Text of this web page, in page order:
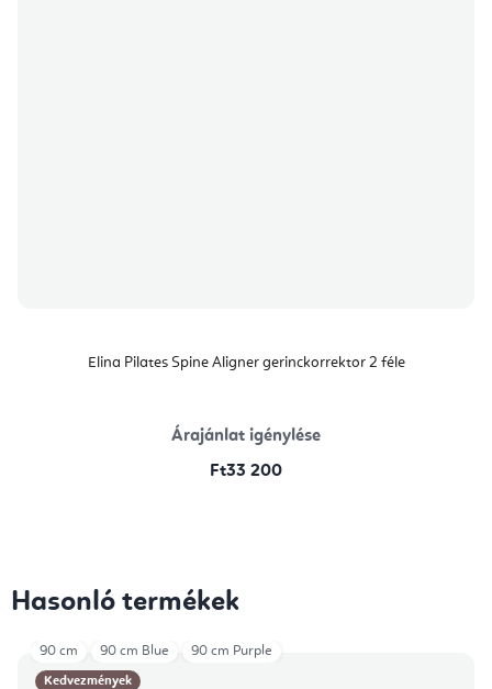
Elina Pilates Spine Aligner gerinckorrektor 2 féle
Árajánlat igénylése
Ft33 200
Hasonló termékek
Kedvezmények
90 cm 90 cm Blue 90 cm Purple